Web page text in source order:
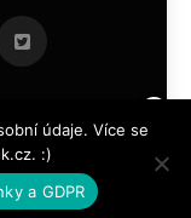
.
údaje. Více se
:)
a GDPR